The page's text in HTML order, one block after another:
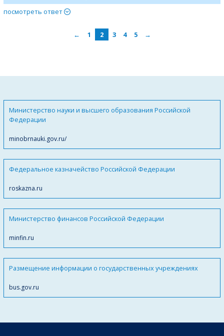
посмотреть ответ
← 1 2 3 4 5 →
Министерство науки и высшего образования Российской
Федерации
minobrnauki.gov.ru/
Федеральное казначейство Российской Федерации
roskazna.ru
Министерство финансов Российской Федерации
minfin.ru
Размещение информации о государственных учреждениях
bus.gov.ru